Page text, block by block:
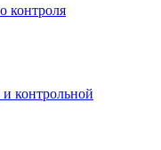
контроля
контрольной